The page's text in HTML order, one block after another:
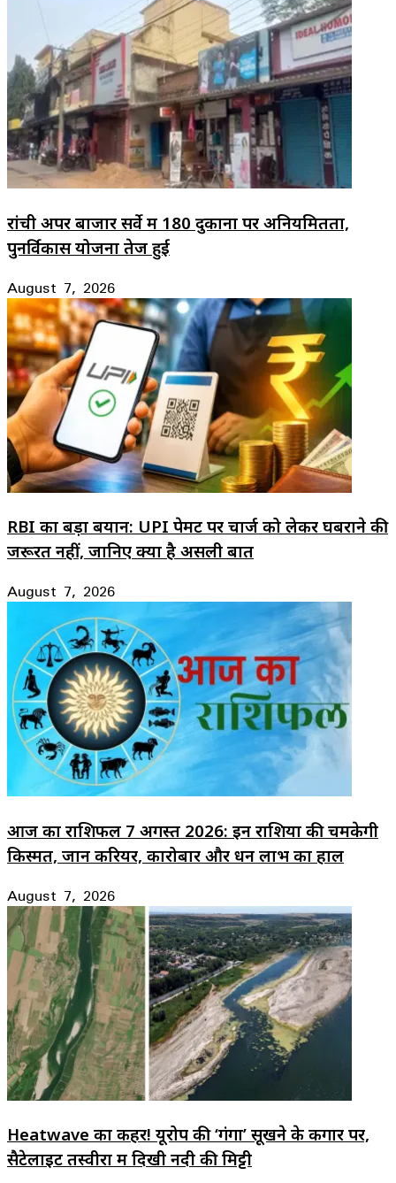
रांची अपर बाजार सर्वे में 180 दुकानों पर अनियमितता,
पुनर्विकास योजना तेज हुई
August 7, 2026
RBI का बड़ा बयान: UPI पेमेंट पर चार्ज को लेकर घबराने की
जरूरत नहीं, जानिए क्या है असली बात
August 7, 2026
आज का राशिफल 7 अगस्त 2026: इन राशियों की चमकेगी
किस्मत, जानें करियर, कारोबार और धन लाभ का हाल
August 7, 2026
Heatwave का कहर! यूरोप की ‘गंगा’ सूखने के कगार पर,
सैटेलाइट तस्वीरों में दिखी नदी की मिट्टी